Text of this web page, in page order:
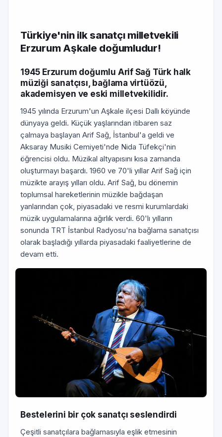
Türkiye'nin ilk sanatçı milletvekili
Erzurum Aşkale doğumludur!
1945 Erzurum doğumlu Arif Sağ Türk halk
müziği sanatçısı, bağlama virtüözü,
akademisyen ve eski milletvekilidir.
1945 yılında Erzurum'un Aşkale ilçesi Dallı köyünde
dünyaya geldi. Küçük yaşlarından itibaren saz
çalmaya başlayan Arif Sağ, İstanbul'a geldi ve
Aksaray Musiki Cemiyeti'nde Nida Tüfekçi'nin
öğrencisi oldu. Müzikal altyapısını kısa zamanda
oluşturmayı başardı. 1960 ve 70'li yıllar Arif Sağ için
müzikte arayış yılları oldu. Arif Sağ, bu dönemin
toplumsal hareketlerinin müzikle bağdaşan
yanlarından çok, piyasadaki ve resmi kurumlardaki
müzik uygulamalarına ağırlık verdi. 60'lı yılların
sonunda TRT İstanbul Radyosu'na bağlama sanatçısı
olarak başladığı yıllarda piyasadaki faaliyetlerine de
devam etti.
Bestelerini bir çok sanatçı seslendirdi
Çeşitli sanatçılara bağlamasıyla eşlik etmesinin